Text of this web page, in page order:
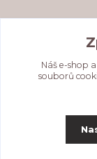
Náš e-shop
souborů